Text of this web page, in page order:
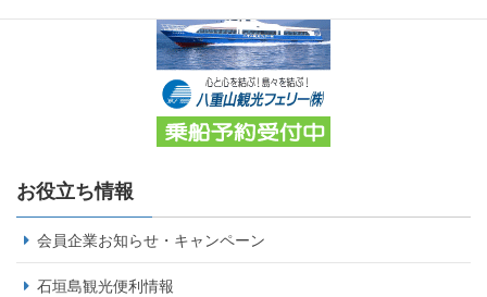
お役立ち情報
会員企業お知らせ・キャンペーン
石垣島観光便利情報